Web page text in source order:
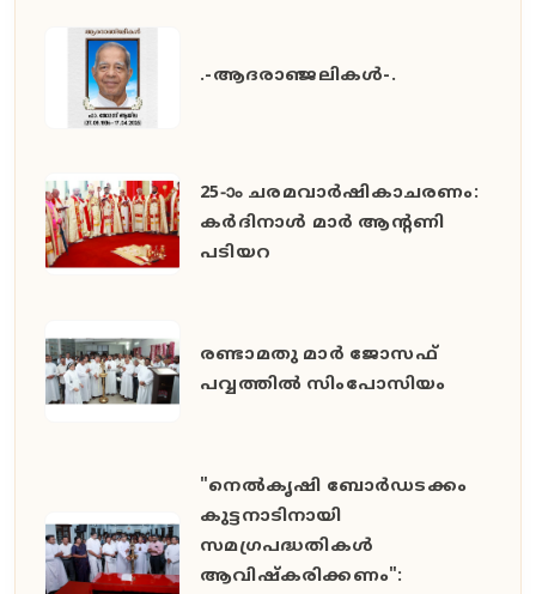
.-ആദരാഞ്ജലികൾ-.
25-ാം ചരമവാർഷികാചരണം:
കർദിനാൾ മാർ ആന്റണി
പടിയറ
രണ്ടാമതു മാർ ജോസഫ്
പവ്വത്തിൽ സിംപോസിയം
"നെൽകൃഷി ബോർഡടക്കം
കുട്ടനാടിനായി
സമഗ്രപദ്ധതികൾ
ആവിഷ്കരിക്കണം":